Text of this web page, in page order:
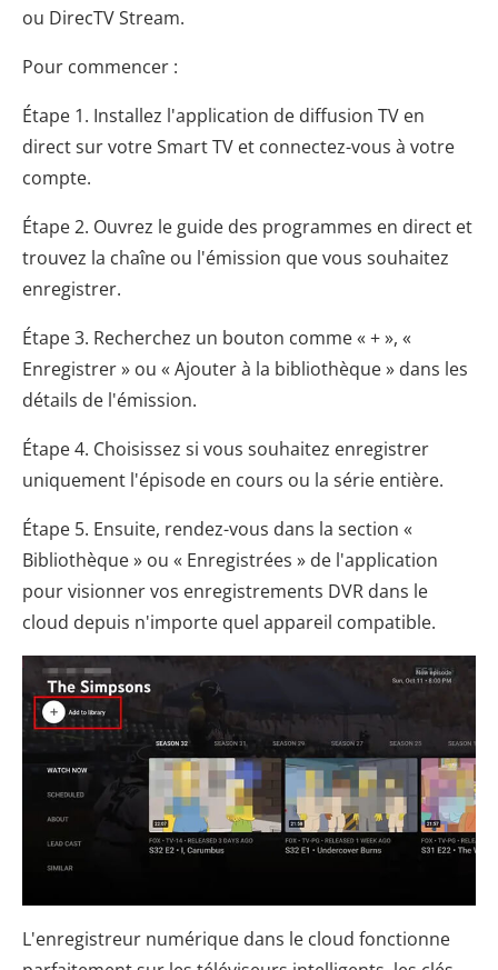
ou DirecTV Stream.
Pour commencer :
Étape 1. Installez l'application de diffusion TV en
direct sur votre Smart TV et connectez-vous à votre
compte.
Étape 2. Ouvrez le guide des programmes en direct et
trouvez la chaîne ou l'émission que vous souhaitez
enregistrer.
Étape 3. Recherchez un bouton comme « + », «
Enregistrer » ou « Ajouter à la bibliothèque » dans les
détails de l'émission.
Étape 4. Choisissez si vous souhaitez enregistrer
uniquement l'épisode en cours ou la série entière.
Étape 5. Ensuite, rendez-vous dans la section «
Bibliothèque » ou « Enregistrées » de l'application
pour visionner vos enregistrements DVR dans le
cloud depuis n'importe quel appareil compatible.
L'enregistreur numérique dans le cloud fonctionne